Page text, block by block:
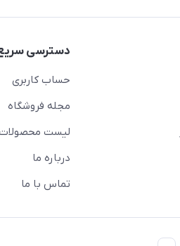
دسترسی
حساب کاربری
مجله فروشگاه
لیست
درباره ما
تماس با ما